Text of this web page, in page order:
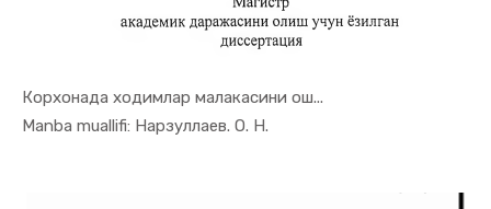
Корхонада ходимлар малакасини ош...
Manba muallifi: Нарзуллаев. О. Н.
In Demogra...